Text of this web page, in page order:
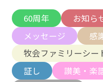
60周年 お知ら
メッセージ
感
牧会ファミリーシー
証し
讃美・楽